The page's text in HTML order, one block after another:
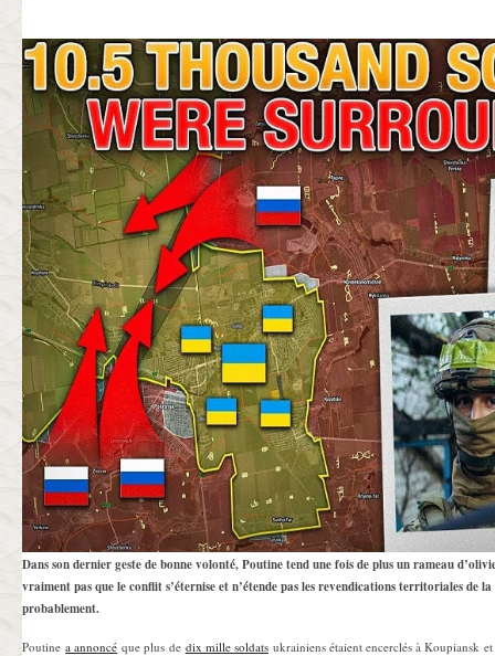
Dans son dernier geste de bonne volonté, Poutine tend une fois de plus un rameau
vraiment pas que le conflit s’éternise et n’étende pas les revendications territoriales de
probablement.
Poutinea annoncé que plus de dix mille soldatsukrainiens étaient encerclés à Koupiansk